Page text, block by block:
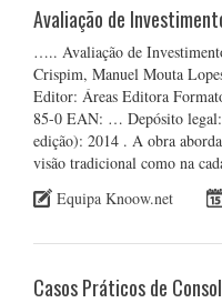
Avaliação de
….. Avaliação de
Crispim, Manuel Mouta
Editor: Áreas Editora
85-0 EAN: … Depósito
edição): 2014 . A obra
visão tradicional como na
Equipa Knoow.net
Casos Práticos de